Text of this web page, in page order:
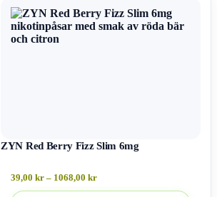
ZYN Red Berry Fizz Slim 6mg
39,00 kr – 1068,00 kr